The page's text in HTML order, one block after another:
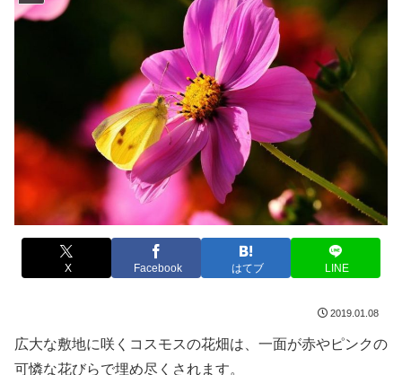
X Facebook はてブ LINE
2019.01.08
広大な敷地に咲くコスモスの花畑は、一面が赤やピンクの
可憐な花びらで埋め尽くされます。